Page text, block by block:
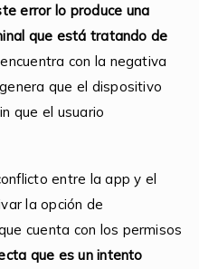
error lo produce una
que está tratando de
encuentra con la negativa
que el dispositivo
que el usuario
entre la app y el
la opción de
cuenta con los permisos
que es un intento